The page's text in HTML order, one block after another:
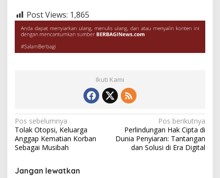
Post Views: 1,865
Ikuti Kami
Navigasi
pos
Pos sebelumnya
Tolak Otopsi, Keluarga
Anggap Kematian Korban
Sebagai Musibah
Pos berikutnya
Perlindungan Hak Cipta di
Dunia Penyiaran: Tantangan
dan Solusi di Era Digital
Jangan lewatkan